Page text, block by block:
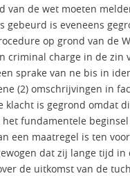
van de wet moeten
gebeurd is eveneens
op grond van de
criminal charge in de zin
sprake van ne bis in
(2) omschrijvingen in
klacht is gegrond omdat
fundamentele
een maatregel is ten
dat zij lange tijd in
de uitkomst van de